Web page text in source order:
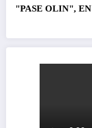
"PASE OLIN",